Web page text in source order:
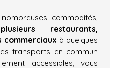
commodités,
plusieurs restaurants,
commerciaux à quelques
transports en commun
accessibles, vous